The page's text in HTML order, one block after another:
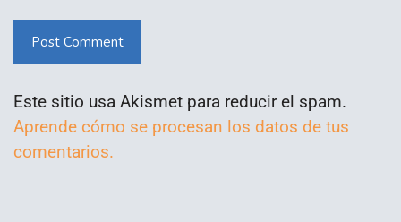
Post Comment
Este sitio usa Akismet para reducir el spam.
Aprende cómo se procesan los datos de tus
comentarios.